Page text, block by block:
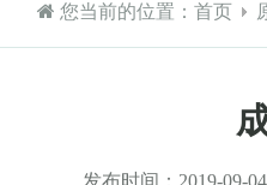
您当前的位置：首页
发布时间： 2019-09-04